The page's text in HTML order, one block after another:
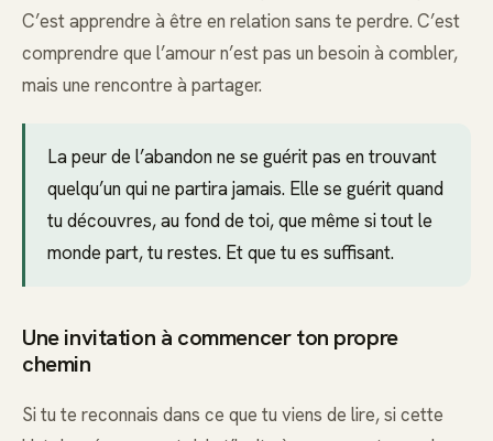
C’est apprendre à être en relation sans te perdre. C’est
comprendre que l’amour n’est pas un besoin à combler,
mais une rencontre à partager.
La peur de l’abandon ne se guérit pas en trouvant
quelqu’un qui ne partira jamais. Elle se guérit quand
tu découvres, au fond de toi, que même si tout le
monde part, tu restes. Et que tu es suffisant.
Une invitation à commencer ton propre
chemin
Si tu te reconnais dans ce que tu viens de lire, si cette